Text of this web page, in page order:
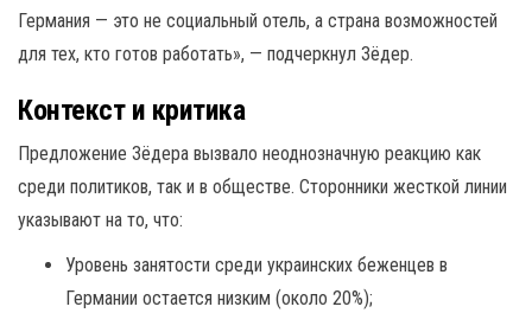
Германия — это не социальный отель, а страна возможностей
для тех, кто готов работать», — подчеркнул Зёдер.
Контекст и критика
Предложение Зёдера вызвало неоднозначную реакцию как
среди политиков, так и в обществе. Сторонники жесткой линии
указывают на то, что:
Уровень занятости среди украинских беженцев в
Германии остается низким (около 20%);